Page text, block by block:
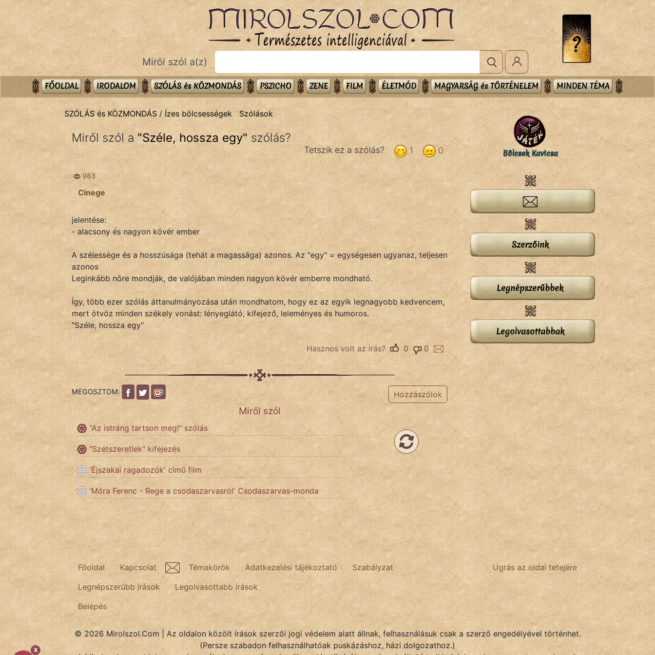
X
Bibliai
Közmondások
Szóláscsoportok
KÖZMONDÁS
FILM
Népszerű szerzőink:
fantom
Láron Ádám
nagyöreg
Miről szól a(z)
FŐOLDAL IRODALOM SZÓLÁS és KÖZMONDÁS PSZICHO ZENE FILM ÉLETMÓD MAGYARSÁG és TÖRTÉNELEM MINDEN TÉMA
SZÓLÁS és KÖZMONDÁS / Ízes bölcsességek Szólások
Miről szól a "Széle, hossza egy" szólás?
0
1
Tetszik ez a szólás?
983
Cinege
jelentése:
- alacsony és nagyon kövér ember
A szélessége és a hosszúsága (tehát a magassága) azonos. Az "egy" = egységesen ugyanaz, teljesen
azonos
Leginkább nőre mondják, de valójában minden nagyon kövér emberre mondható.
Így, több ezer szólás áttanulmányozása után mondhatom, hogy ez az egyik legnagyobb kedvencem,
mert ötvöz minden székely vonást: lényeglátó, kifejező, leleményes és humoros.
"Széle, hossza egy"
Hasznos volt az írás? 0
0
MEGOSZTOM: Hozzászólok
Miről szól
"Az istráng tartson meg!" szólás
"Szétszeretlek" kifejezés
'Éjszakai ragadozók' című film
'Móra Ferenc - Rege a csodaszarvasról' Csodaszarvas-monda
Bölcsek Kavicsa
Szerzőink
Legnépszerűbbek
Legolvasottabbak
Ugrás az oldal tetejére
Főoldal Kapcsolat Témakörök Adatkezelési tájékoztató
Szabályzat
Legnépszerűbb írások
Legolvasottabb írások
Belépés
© 2026 Mirolszol.Com | Az oldalon közölt írások szerzői jogi védelem alatt állnak, felhasználásuk csak a szerző engedélyével történhet.
(Persze szabadon felhasználhatóak puskázáshoz, házi dolgozathoz.)